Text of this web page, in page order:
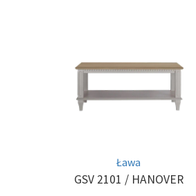
Ława
GSV 2101 / HANOVER